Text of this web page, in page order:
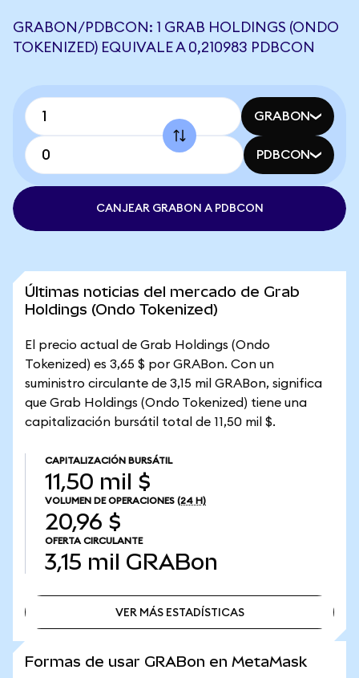
GRABON/PDBCON: 1 GRAB HOLDINGS (ONDO
TOKENIZED) EQUIVALE A 0,210983 PDBCON
GRABON
PDBCON
CANJEAR GRABON A PDBCON
Últimas noticias del mercado de Grab
Holdings (Ondo Tokenized)
El precio actual de Grab Holdings (Ondo
Tokenized) es 3,65 $ por GRABon. Con un
suministro circulante de 3,15 mil GRABon, significa
que Grab Holdings (Ondo Tokenized) tiene una
capitalización bursátil total de 11,50 mil $.
CAPITALIZACIÓN BURSÁTIL
11,50 mil $
VOLUMEN DE OPERACIONES (24 H)
20,96 $
OFERTA CIRCULANTE
3,15 mil GRABon
VER MÁS ESTADÍSTICAS
Formas de usar GRABon en MetaMask